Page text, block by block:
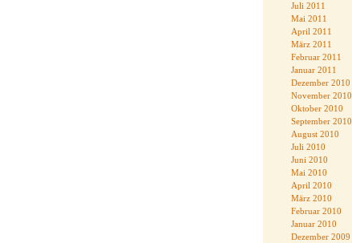
Juli 2011
Mai 2011
April 2011
März 2011
Februar 2011
Januar 2011
Dezember 2010
November 2010
Oktober 2010
September 2010
August 2010
Juli 2010
Juni 2010
Mai 2010
April 2010
März 2010
Februar 2010
Januar 2010
Dezember 2009